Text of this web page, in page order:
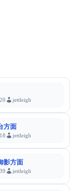
jettleigh
方面
jettleigh
影方面
jettleigh